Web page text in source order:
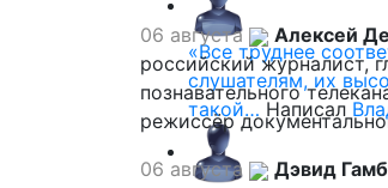
«Все труднее
слушателям, их
такой… Написал
06 августа
Алексей
российский журналист,
познавательного
режиссёр
06 августа
Дэвид